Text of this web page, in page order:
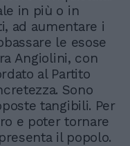
in più o in
ad aumentare i
le esose
Angiolini, con
al Partito
Sono
tangibili. Per
e poter tornare
il popolo.